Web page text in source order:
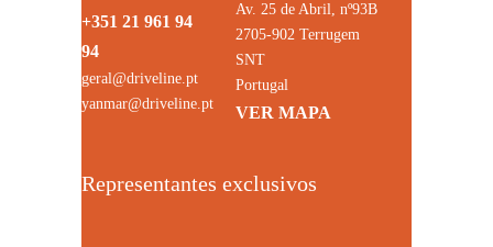
+351 21 961 94
94
geral@driveline.pt
yanmar@driveline.pt
Av. 25 de Abril, nº93B
2705-902 Terrugem
SNT
Portugal
VER MAPA
Representantes exclusivos